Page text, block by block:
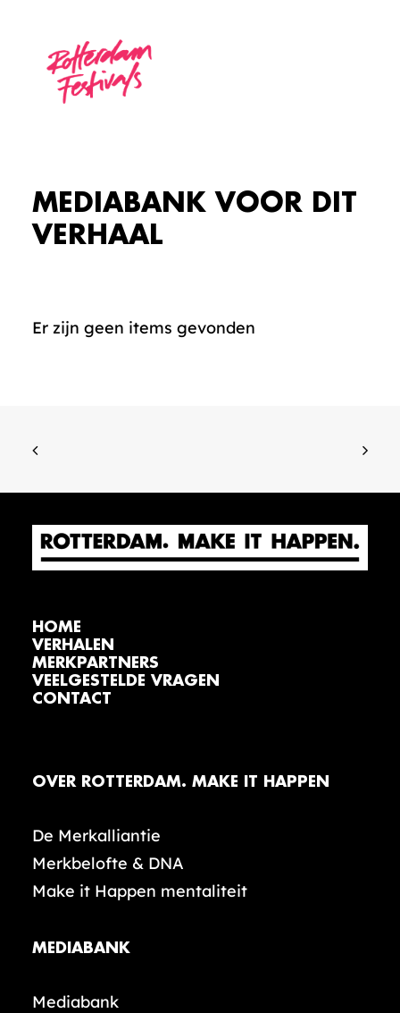
MEDIABANK VOOR DIT
VERHAAL
Er zijn geen items gevonden
HOME
VERHALEN
MERKPARTNERS
VEELGESTELDE VRAGEN
CONTACT
OVER ROTTERDAM. MAKE IT HAPPEN
De Merkalliantie
Merkbelofte & DNA
Make it Happen mentaliteit
MEDIABANK
Mediabank